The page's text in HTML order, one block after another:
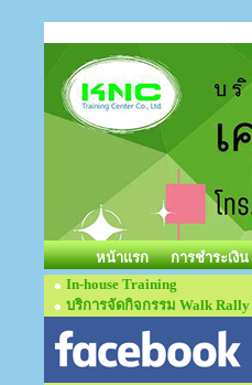
หน้าแรก การชำระเงิน
In-house Training
บริการจัดกิจกรรม Walk Rally